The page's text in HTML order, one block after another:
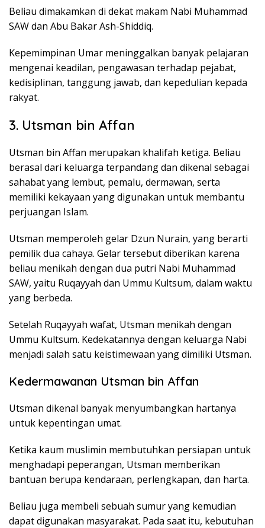
Beliau dimakamkan di dekat makam Nabi Muhammad
SAW dan Abu Bakar Ash-Shiddiq.
Kepemimpinan Umar meninggalkan banyak pelajaran
mengenai keadilan, pengawasan terhadap pejabat,
kedisiplinan, tanggung jawab, dan kepedulian kepada
rakyat.
3. Utsman bin Affan
Utsman bin Affan merupakan khalifah ketiga. Beliau
berasal dari keluarga terpandang dan dikenal sebagai
sahabat yang lembut, pemalu, dermawan, serta
memiliki kekayaan yang digunakan untuk membantu
perjuangan Islam.
Utsman memperoleh gelar Dzun Nurain, yang berarti
pemilik dua cahaya. Gelar tersebut diberikan karena
beliau menikah dengan dua putri Nabi Muhammad
SAW, yaitu Ruqayyah dan Ummu Kultsum, dalam waktu
yang berbeda.
Setelah Ruqayyah wafat, Utsman menikah dengan
Ummu Kultsum. Kedekatannya dengan keluarga Nabi
menjadi salah satu keistimewaan yang dimiliki Utsman.
Kedermawanan Utsman bin Affan
Utsman dikenal banyak menyumbangkan hartanya
untuk kepentingan umat.
Ketika kaum muslimin membutuhkan persiapan untuk
menghadapi peperangan, Utsman memberikan
bantuan berupa kendaraan, perlengkapan, dan harta.
Beliau juga membeli sebuah sumur yang kemudian
dapat digunakan masyarakat. Pada saat itu, kebutuhan